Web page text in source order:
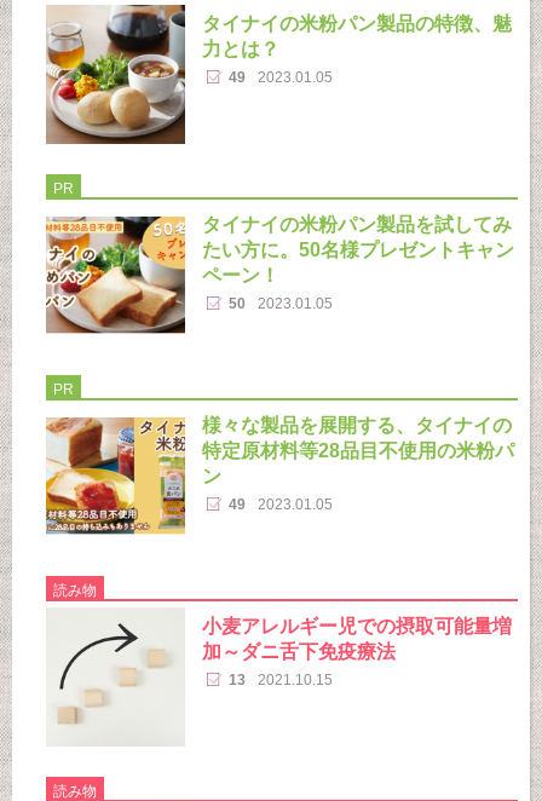
タイナイの米粉パン製品の特徴、魅
力とは？
49 2023.01.05
PR
タイナイの米粉パン製品を試してみ
たい方に。50名様プレゼントキャン
ペーン！
50 2023.01.05
PR
様々な製品を展開する、タイナイの
特定原材料等28品目不使用の米粉パ
ン
49 2023.01.05
読み物
小麦アレルギー児での摂取可能量増
加～ダニ舌下免疫療法
13 2021.10.15
読み物